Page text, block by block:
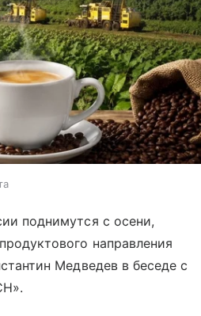
поднимутся с осени,
направления
Медведев в беседе с